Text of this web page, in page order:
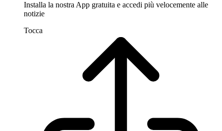
Installa la nostra App gratuita e accedi più velocemente alle
notizie
Tocca